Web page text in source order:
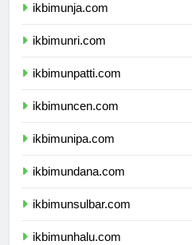
ikbimunja.com
ikbimunri.com
ikbimunpatti.com
ikbimuncen.com
ikbimunipa.com
ikbimundana.com
ikbimunsulbar.com
ikbimunhalu.com